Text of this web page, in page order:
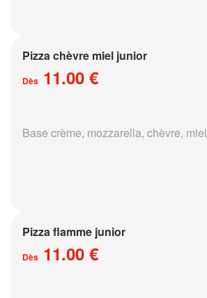
Pizza chèvre miel junior
Dès 11.00 €
Base crème, mozzarella, chèvre, miel
Pizza flamme junior
Dès 11.00 €